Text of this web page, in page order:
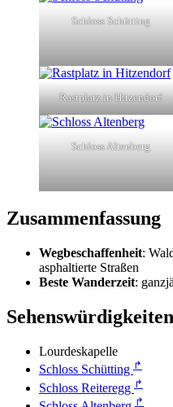
Schloss Schütting
Rastplatz in Hitzendorf
Schloss Altenberg
Zusammenfassung
Wegbeschaffenheit:
asphaltierte Straßen
Beste Wanderzeit:
Lourdeskapelle
Schloss Schütting ↱
Schloss Reiteregg ↱
↱